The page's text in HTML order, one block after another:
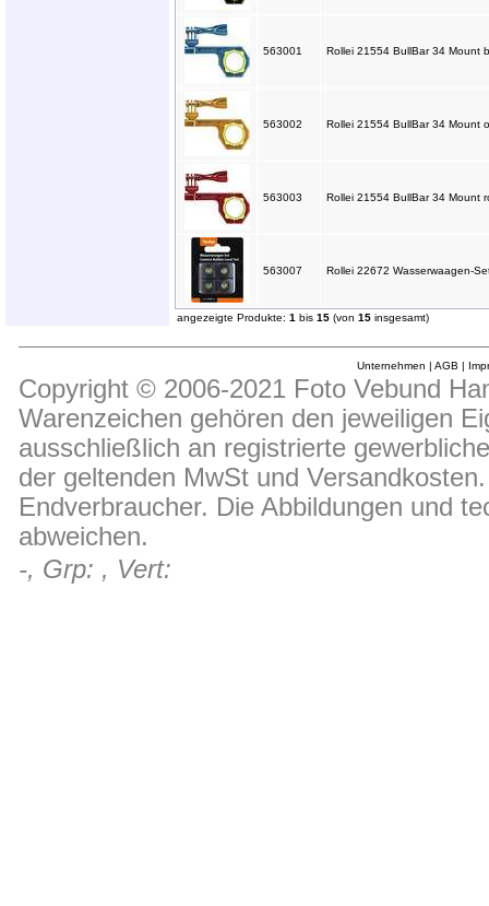
563001 Rollei 21554 BullBar 34 Mount
563002 Rollei 21554 BullBar 34 Mount
563003 Rollei 21554 BullBar 34 Mount
563007 Rollei 22672 Wasserwaagen-
angezeigte Produkte: 1 bis 15 (von 15 insgesamt)
Unternehmen | AGB |
Copyright © 2006-2021 Foto Vebund
Warenzeichen gehören den jeweiligen
ausschließlich an registrierte
der geltenden MwSt und
Endverbraucher. Die Abbildungen und
abweichen.
-, Grp: , Vert: